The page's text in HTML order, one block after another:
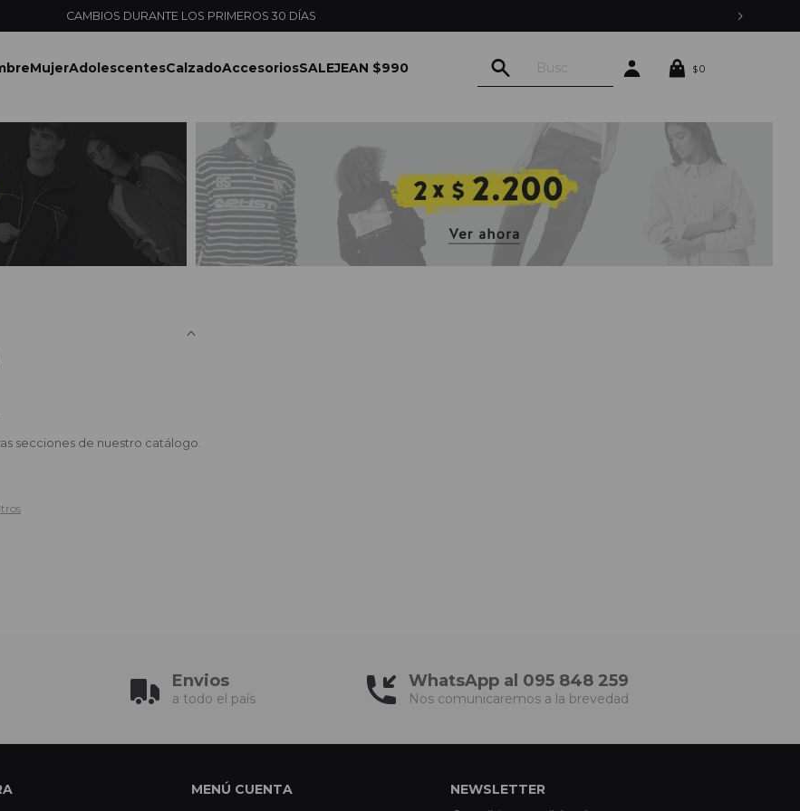
CAMBIOS DURANTE LOS PRIMEROS 30 DÍAS
MujerAdolescentesCalzadoAccesoriosSALEJEAN $990 $0
secciones de nuestro catálogo.
Envios
a todo el país
WhatsApp al 095 848 259
Nos comunicaremos a la brevedad
MENÚ CUENTA
NEWSLETTER